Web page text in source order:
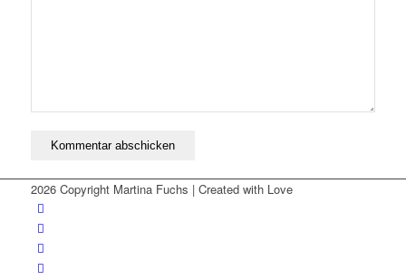
2026 Copyright Martina Fuchs | Created with Love